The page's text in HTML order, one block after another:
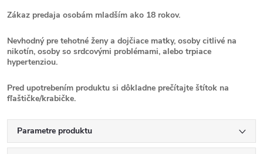
Zákaz predaja osobám mladším ako 18 rokov.
Nevhodný pre tehotné ženy a dojčiace matky, osoby citlivé na
nikotín, osoby so srdcovými problémami, alebo trpiace
hypertenziou.
Pred upotrebením produktu si dôkladne prečítajte štítok na
fľaštičke/krabičke.
Parametre produktu